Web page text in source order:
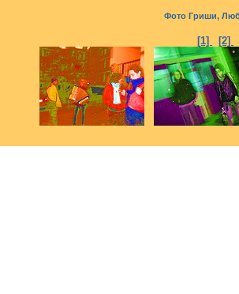
Фото Гриши,
[1] [2]